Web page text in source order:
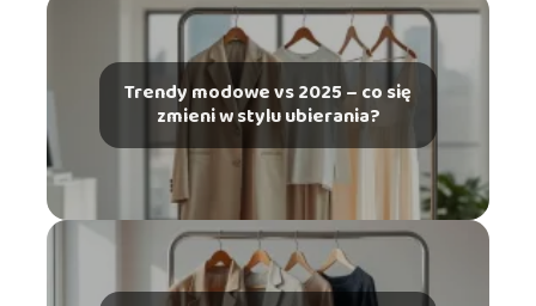
Trendy modowe vs 2025 – co się
zmieni w stylu ubierania?